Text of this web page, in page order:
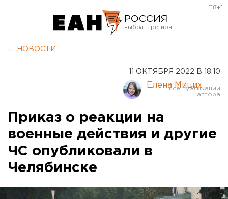
РОССИЯ
Курган
Оренбург
[18+]
← НОВОСТИ
11 ОКТЯБРЯ 2022 В 18:10
Елена Мицих
Приказ о реакции на
военные действия и другие
ЧС опубликовали в
Челябинске